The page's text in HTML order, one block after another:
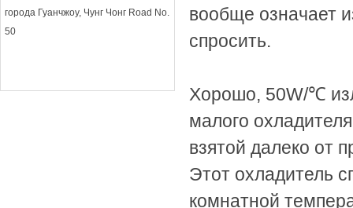
города Гуанчжоу, Чунг Чонг Road No.
50
вообще означает
спросить.
Хорошо, 50W/℃
малого
взятой далеко от
Этот охладитель
комнатной